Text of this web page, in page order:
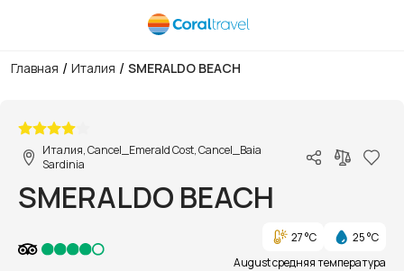
Главная / Италия / SMERALDO BEACH
Италия, Cancel_Emerald Cost, Cancel_Baia
Sardinia
SMERALDO BEACH
27 °C
25 °C
August средняя температура